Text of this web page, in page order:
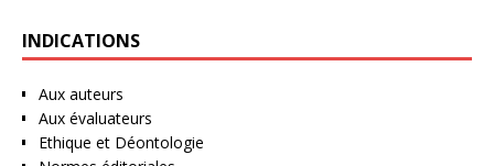
INDICATIONS
Aux auteurs
Aux évaluateurs
Ethique et Déontologie